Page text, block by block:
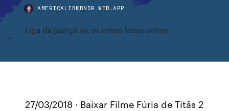
AMERICALIBKBNDR.WEB.APP
Liga da justiça vs. os cinco fatais online
27/03/2018 · Baixar Filme Fúria de Titãs 2